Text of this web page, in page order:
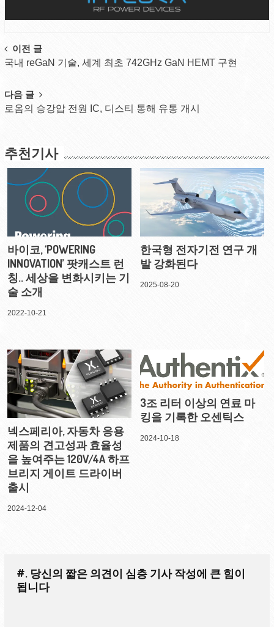
Post
navigation
이전 글
국내 reGaN 기술, 세계 최초 742GHz GaN HEMT 구현
다음 글
로옴의 승강압 전원 IC, 디스티 통해 유통 개시
추천기사
바이코, ‘POWERING
INNOVATION’ 팟캐스트 런
칭.. 세상을 변화시키는 기
술 소개
2022-10-21
한국형 전자기전 연구 개
발 강화된다
2025-08-20
넥스페리아, 자동차 응용
제품의 견고성과 효율성
을 높여주는 120V/4A 하프
브리지 게이트 드라이버
출시
2024-12-04
3조 리터 이상의 연료 마
킹을 기록한 오센틱스
2024-10-18
#. 당신의 짧은 의견이 심층 기사 작성에 큰 힘이
됩니다